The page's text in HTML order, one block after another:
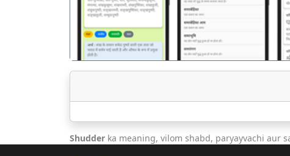
Shudder ka meaning, vilom shabd, paryayvachi aur